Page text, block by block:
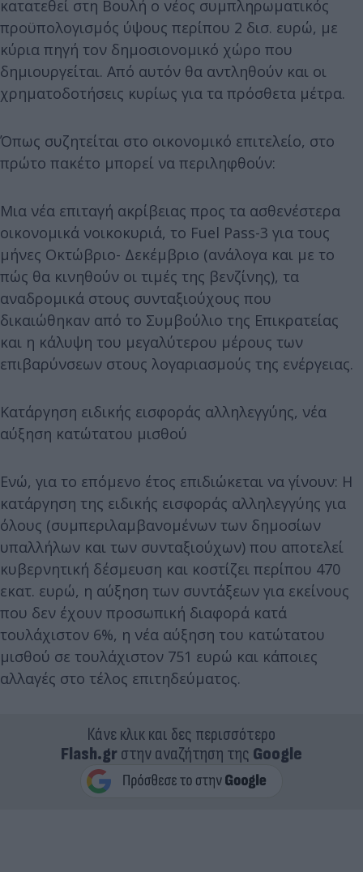
κατατεθεί στη Βουλή ο νέος συμπληρωματικός
προϋπολογισμός ύψους περίπου 2 δισ. ευρώ, με
κύρια πηγή τον δημοσιονομικό χώρο που
δημιουργείται. Από αυτόν θα αντληθούν και οι
χρηματοδοτήσεις κυρίως για τα πρόσθετα μέτρα.
Όπως συζητείται στο οικονομικό επιτελείο, στο
πρώτο πακέτο μπορεί να περιληφθούν:
Μια νέα επιταγή ακρίβειας προς τα ασθενέστερα
οικονομικά νοικοκυριά, το Fuel Pass-3 για τους
μήνες Οκτώβριο- Δεκέμβριο (ανάλογα και με το
πώς θα κινηθούν οι τιμές της βενζίνης), τα
αναδρομικά στους συνταξιούχους που
δικαιώθηκαν από το Συμβούλιο της Επικρατείας
και η κάλυψη του μεγαλύτερου μέρους των
επιβαρύνσεων στους λογαριασμούς της ενέργειας.
Κατάργηση ειδικής εισφοράς αλληλεγγύης, νέα
αύξηση κατώτατου μισθού
Ενώ, για το επόμενο έτος επιδιώκεται να γίνουν: Η
κατάργηση της ειδικής εισφοράς αλληλεγγύης για
όλους (συμπεριλαμβανομένων των δημοσίων
υπαλλήλων και των συνταξιούχων) που αποτελεί
κυβερνητική δέσμευση και κοστίζει περίπου 470
εκατ. ευρώ, η αύξηση των συντάξεων για εκείνους
που δεν έχουν προσωπική διαφορά κατά
τουλάχιστον 6%, η νέα αύξηση του κατώτατου
μισθού σε τουλάχιστον 751 ευρώ και κάποιες
αλλαγές στο τέλος επιτηδεύματος.
Κάνε κλικ και δες περισσότερο
Flash.grστην αναζήτηση της Google